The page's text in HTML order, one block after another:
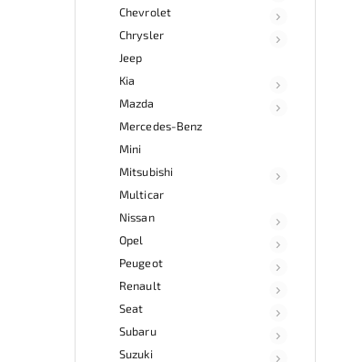
Chevrolet
Chrysler
Jeep
Kia
Mazda
Mercedes-Benz
Mini
Mitsubishi
Multicar
Nissan
Opel
Peugeot
Renault
Seat
Subaru
Suzuki